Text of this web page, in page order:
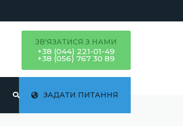
ЗВ'ЯЗАТИСЯ З НАМИ
+38 (044) 221-01-49
+38 (056) 767 30 89
ЗАДАТИ ПИТАННЯ